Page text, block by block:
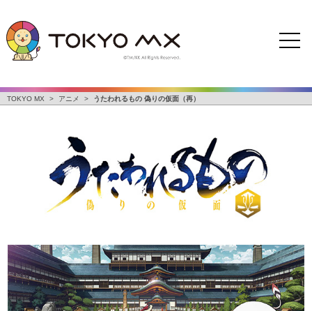
TOKYO MX > アニメ > うたわれるもの 偽りの仮面（再）